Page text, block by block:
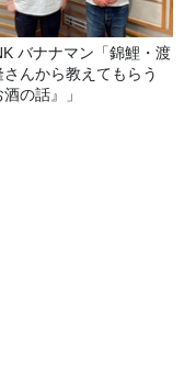
錦鯉・渡
さんから教えてもらう
の話』」